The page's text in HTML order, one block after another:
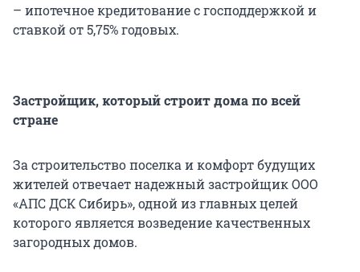
– ипотечное кредитование с господдержкой и
ставкой от 5,75% годовых.
Застройщик, который строит дома по всей
стране
За строительство поселка и комфорт будущих
жителей отвечает надежный застройщик ООО
«АПС ДСК Сибирь», одной из главных целей
которого является возведение качественных
загородных домов.